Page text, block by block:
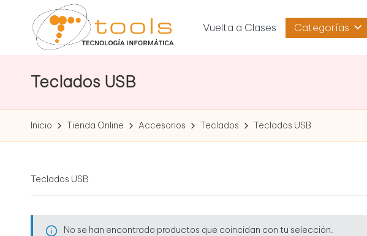
o
o
l
s
tienda
de
Vuelta a Clases Categorías
Teclados USB
Inicio Tienda Online Accesorios Teclados Teclados USB
Teclados USB
No se han encontrado productos que coincidan con tu selección.